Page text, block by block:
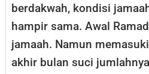
berdakwah, kondisi
hampir sama. Awal
jamaah. Namun
akhir bulan suci